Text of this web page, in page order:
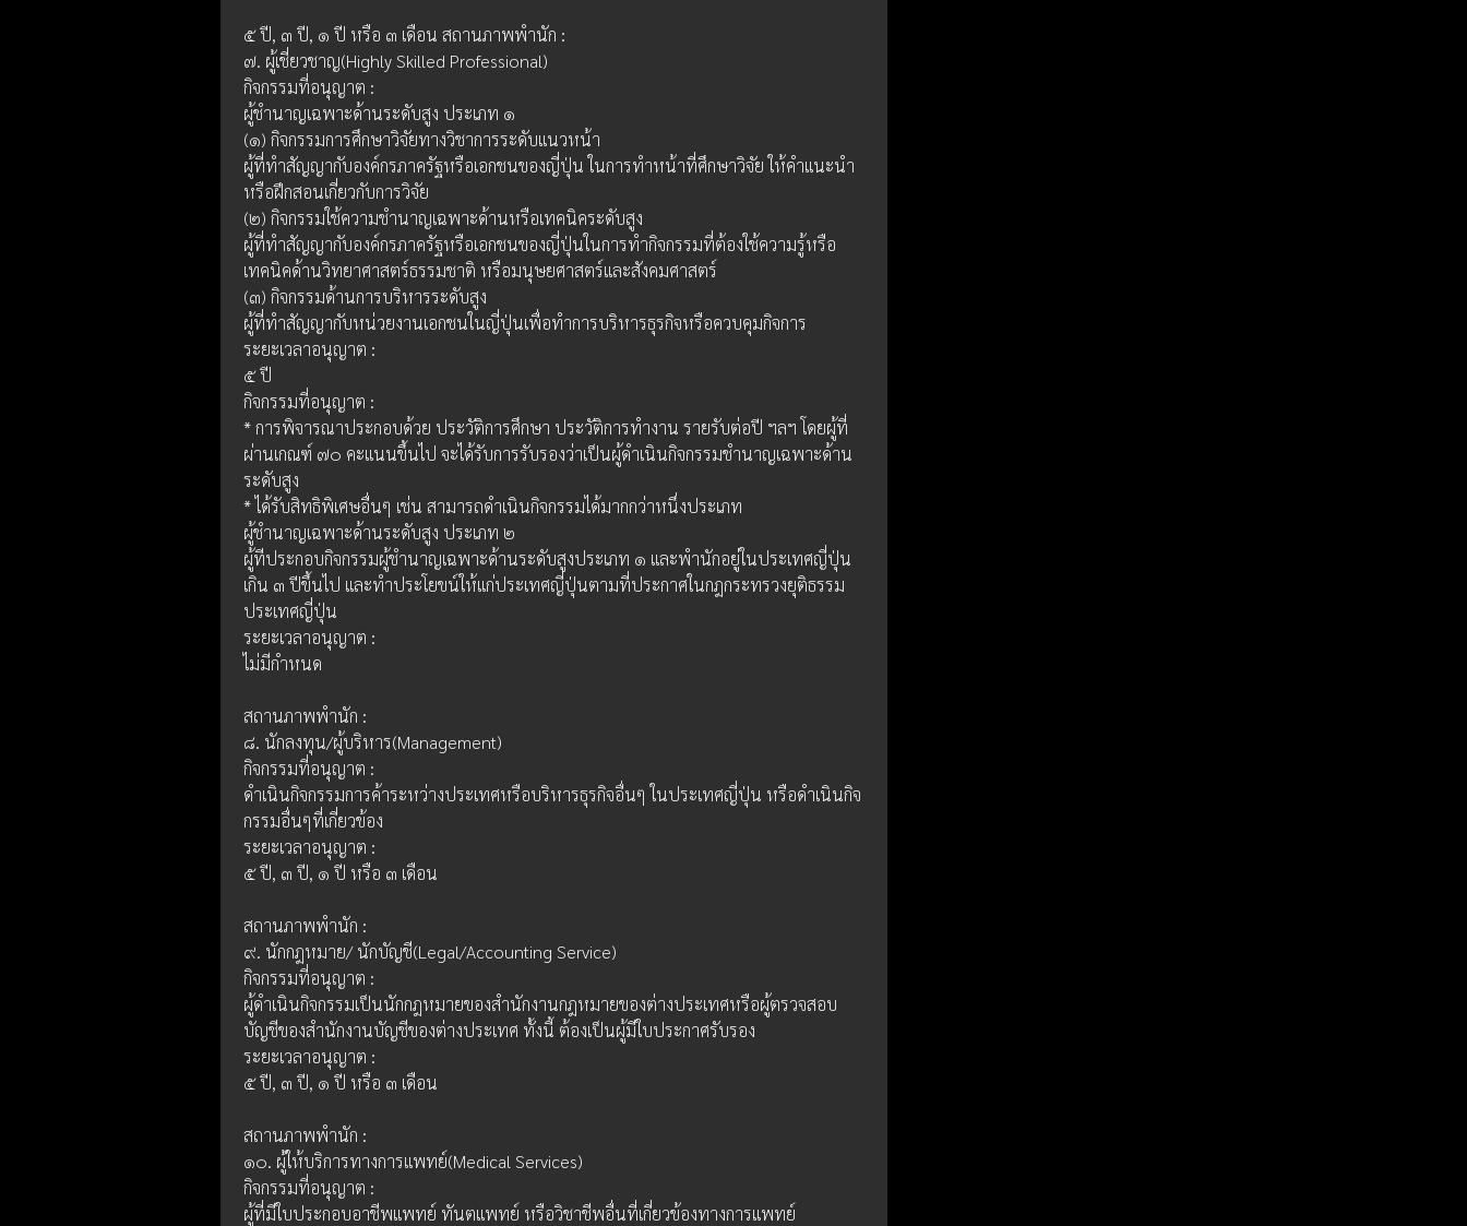
๕ ปี, ๓ ปี, ๑ ปี หรือ ๓ เดือน สถานภาพพำนัก :
๗. ผู้เชี่ยวชาญ(Highly Skilled Professional)
กิจกรรมที่อนุญาต :
ผู้ชำนาญเฉพาะด้านระดับสูง ประเภท ๑
(๑) กิจกรรมการศึกษาวิจัยทางวิชาการระดับแนวหน้า
ผู้ที่ทำสัญญากับองค์กรภาครัฐหรือเอกชนของญี่ปุ่น ในการทำหน้าที่ศึกษาวิจัย ให้คำแนะนำ
หรือฝึกสอนเกี่ยวกับการวิจัย
(๒) กิจกรรมใช้ความชำนาญเฉพาะด้านหรือเทคนิคระดับสูง
ผู้ที่ทำสัญญากับองค์กรภาครัฐหรือเอกชนของญี่ปุ่นในการทำกิจกรรมที่ต้องใช้ความรู้หรือ
เทคนิคด้านวิทยาศาสตร์ธรรมชาติ หรือมนุษยศาสตร์และสังคมศาสตร์
(๓) กิจกรรมด้านการบริหารระดับสูง
ผู้ที่ทำสัญญากับหน่วยงานเอกชนในญี่ปุ่นเพื่อทำการบริหารธุรกิจหรือควบคุมกิจการ
ระยะเวลาอนุญาต :
๕ ปี
กิจกรรมที่อนุญาต :
* การพิจารณาประกอบด้วย ประวัติการศึกษา ประวัติการทำงาน รายรับต่อปี ฯลฯ โดยผู้ที่
ผ่านเกณฑ์ ๗๐ คะแนนขึ้นไป จะได้รับการรับรองว่าเป็นผู้ดำเนินกิจกรรมชำนาญเฉพาะด้าน
ระดับสูง
* ได้รับสิทธิพิเศษอื่นๆ เช่น สามารถดำเนินกิจกรรมได้มากกว่าหนึ่งประเภท
ผู้ชำนาญเฉพาะด้านระดับสูง ประเภท ๒
ผู้ทีประกอบกิจกรรมผู้ชำนาญเฉพาะด้านระดับสูงประเภท ๑ และพำนักอยู่ในประเทศญี่ปุ่น
เกิน ๓ ปีขึ้นไป และทำประโยขน์ให้แก่ประเทศญี่ปุ่นตามที่ประกาศในกฎกระทรวงยุติธรรม
ประเทศญี่ปุ่น
ระยะเวลาอนุญาต :
ไม่มีกำหนด
สถานภาพพำนัก :
๘. นักลงทุน/ผู้บริหาร(Management)
กิจกรรมที่อนุญาต :
ดำเนินกิจกรรมการค้าระหว่างประเทศหรือบริหารธุรกิจอื่นๆ ในประเทศญี่ปุ่น หรือดำเนินกิจ
กรรมอื่นๆที่เกี่ยวข้อง
ระยะเวลาอนุญาต :
๕ ปี, ๓ ปี, ๑ ปี หรือ ๓ เดือน
สถานภาพพำนัก :
๙. นักกฎหมาย/ นักบัญชี(Legal/Accounting Service)
กิจกรรมที่อนุญาต :
ผู้ดำเนินกิจกรรมเป็นนักกฎหมายของสำนักงานกฎหมายของต่างประเทศหรือผู้ตรวจสอบ
บัญชีของสำนักงานบัญชีของต่างประเทศ ทั้งนี้ ต้องเป็นผู้มีใบประกาศรับรอง
ระยะเวลาอนุญาต :
๕ ปี, ๓ ปี, ๑ ปี หรือ ๓ เดือน
สถานภาพพำนัก :
๑๐. ผู้ให้บริการทางการแพทย์(Medical Services)
กิจกรรมที่อนุญาต :
ผู้ที่มีใบประกอบอาชีพแพทย์ ทันตแพทย์ หรือวิชาชีพอื่นที่เกี่ยวข้องทางการแพทย์